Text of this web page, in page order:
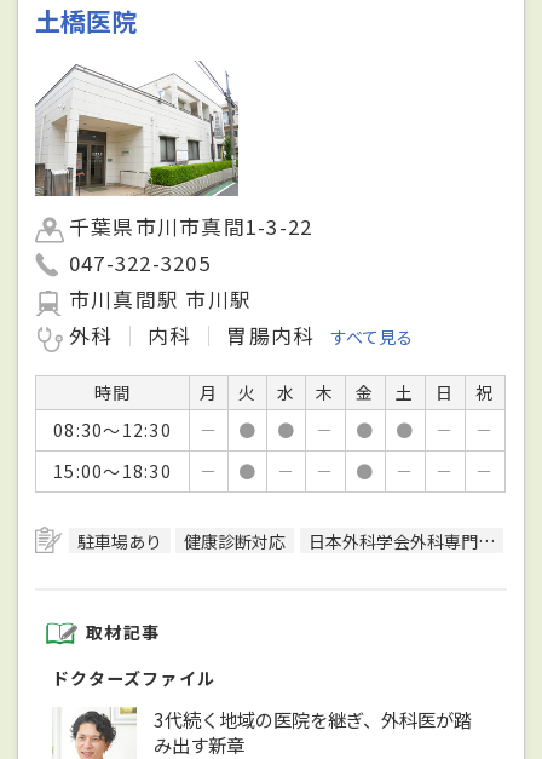
土橋医院
千葉県市川市真間1-3-22
047-322-3205
市川真間駅 市川駅
外科
内科 胃腸内科 すべて見る
時間 月 火 水 木 金 土 日
祝
08:30～12:30
－ ● ● － ● ● －
－
15:00～18:30
－ ● － － ● － － －
駐車場あり 健康診断対応 日本外科学会外科専門医
取材記事
ドクターズファイル
3代続く地域の医院を継ぎ、外科医が踏
み出す新章